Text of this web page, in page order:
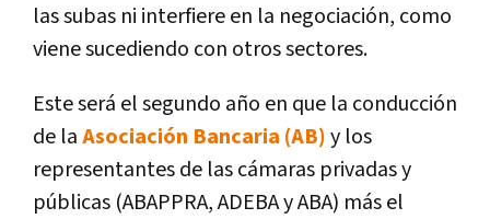
las subas ni interfiere en la negociación, como
viene sucediendo con otros sectores.
Este será el segundo año en que la conducción
de laAsociación Bancaria (AB)y los
representantes de las cámaras privadas y
públicas (ABAPPRA, ADEBA y ABA) más el